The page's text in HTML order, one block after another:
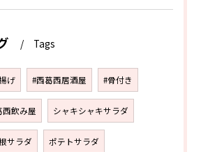
Tags
げ #西葛西居酒屋 #骨付き
西飲み屋 シャキシャキサラダ
サラダ ポテトサラダ